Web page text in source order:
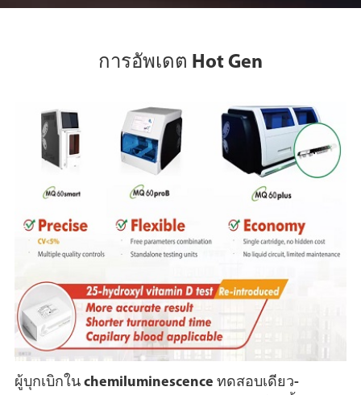
การอัพเดต Hot Gen
ผู้บุกเบิกใน chemiluminescence ทดสอบเดียว-